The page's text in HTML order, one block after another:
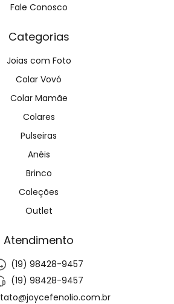
Fale Conosco
Categorias
Joias com Foto
Colar Vovó
Colar Mamãe
Colares
Pulseiras
Anéis
Brinco
Coleções
Outlet
Atendimento
(19) 98428-9457
(19) 98428-9457